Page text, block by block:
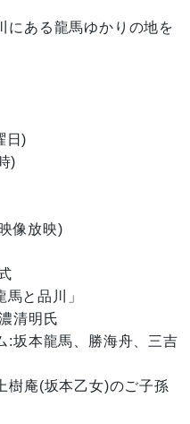
にある龍馬ゆかりの地を
)
)
放映)
と品川」
明氏
馬、勝海舟、三吉
坂本乙女)のご子孫